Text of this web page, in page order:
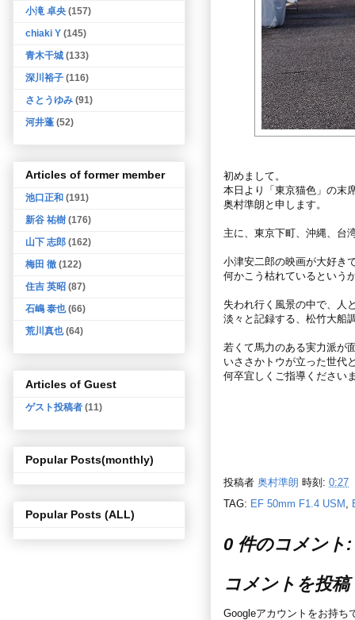
初めまして。
本日より「東京猫色」の末
奥村準朗と申します。
主に、東京下町、沖縄、台
小津安二郎の映画が大好き
何かこう枯れているという
失われ行く風景の中で、人
淡々と記録する、松竹大船
若くて馬力のある実力派が
いささかトウが立った世代
何卒宜しくご指導ください
投稿者 奥村準朗 時刻: 0:27
TAG: EF 50mm F1.4 USM ,
0 件のコメント:
コメントを投稿
Googleアカウントをお持ち
小滝 卓央 (157)
chiaki Y (145)
青木干城 (133)
深川裕子 (116)
さとうゆみ (91)
河井蓬 (52)
Articles of former member
池口正和 (191)
新谷 祐樹 (176)
山下 志郎 (162)
梅田 徹 (122)
住吉 英昭 (87)
石嶋 泰也 (66)
荒川真也 (64)
Articles of Guest
ゲスト投稿者 (11)
Popular Posts(monthly)
Popular Posts (ALL)